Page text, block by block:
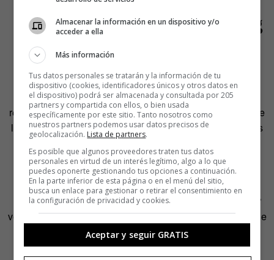
5.-¡Atención, fans de Talking
Heads!
Muy buenas noticias para quienes somos fans de los
Talking Heads y de David Byrne: se ha anunciado el
reestreno en cines de uno de los mejores documentales de
la historia; yo lo tenía en VHS y es el documental que más
veces he visto.
Stop making sensefue dirigido por Jonathan Demme,
director, entre otras, deEl silencio de los corderos y de
Philadelphia.Estoy seguro queStop Making Sense 2023
vendrá con alguna novedad, y estoy seguro también de que
me va a encantar.
Almacenar la información en un dispositivo y/o
acceder a ella
Más información
Tus datos personales se tratarán y la información de tu
dispositivo (cookies, identificadores únicos y otros datos en
el dispositivo) podrá ser almacenada y consultada por 205
partners y compartida con ellos, o bien usada
específicamente por este sitio. Tanto nosotros como
nuestros partners podemos usar datos precisos de
geolocalización. Lista de partners.
Es posible que algunos proveedores traten tus datos
personales en virtud de un interés legítimo, algo a lo que
puedes oponerte gestionando tus opciones a continuación.
En la parte inferior de esta página o en el menú del sitio,
busca un enlace para gestionar o retirar el consentimiento en
la configuración de privacidad y cookies.
Aceptar y seguir GRATIS